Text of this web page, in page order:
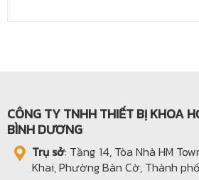
CÔNG TY TNHH THIẾT BỊ KHOA
BÌNH DƯƠNG
Trụ sở: Tầng 14, Tòa Nhà HM
Khai, Phường Bàn Cờ, Thành